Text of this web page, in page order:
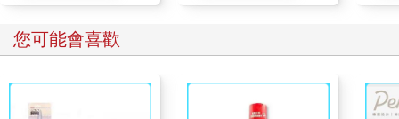
您可能會喜歡